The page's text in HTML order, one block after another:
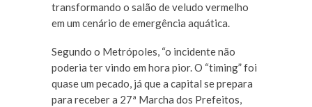
transformando o salão de veludo vermelho
em um cenário de emergência aquática.
Segundo o Metrópoles, “o incidentenão
poderia ter vindo em hora pior. O “timing” foi
quase um pecado, já que a capital se prepara
para receber a 27ª Marcha dos Prefeitos,